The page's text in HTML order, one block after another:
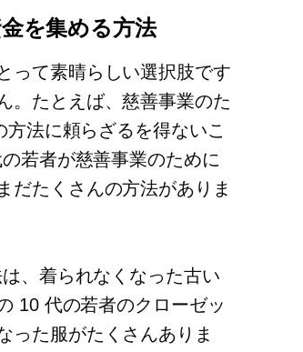
を集める方法
って素晴らしい選択肢です
。たとえば、慈善事業のた
法に頼らざるを得ないこ
若者が慈善事業のために
だたくさんの方法がありま
、着られなくなった古い
10 代の若者のクローゼッ
った服がたくさんありま